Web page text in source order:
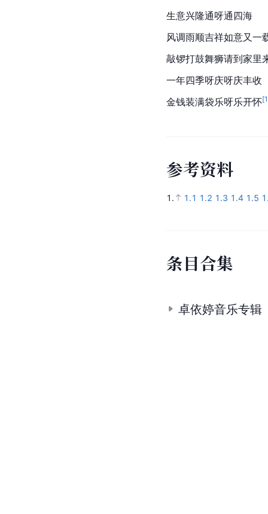
生意兴隆通呀通四海
风调雨顺吉祥如意又一
敲锣打鼓舞狮请到家里
一年四季呀庆呀庆丰收
金钱装满袋乐呀乐开怀[1
参考资料
1. 1.1 1.2 1.3 1.4 1.5
条目合集
卓依婷音乐专辑